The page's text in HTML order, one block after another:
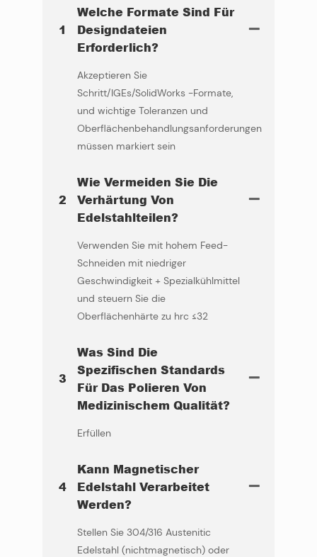
1
Welche Formate Sind Für
Designdateien
Erforderlich?
Akzeptieren Sie
Schritt/IGEs/SolidWorks -Formate,
und wichtige Toleranzen und
Oberflächenbehandlungsanforderungen
müssen markiert sein
2
Wie Vermeiden Sie Die
Verhärtung Von
Edelstahlteilen?
Verwenden Sie mit hohem Feed-
Schneiden mit niedriger
Geschwindigkeit + Spezialkühlmittel
und steuern Sie die
Oberflächenhärte zu hrc ≤32
3
Was Sind Die
Spezifischen Standards
Für Das Polieren Von
Medizinischem Qualität?
Erfüllen
4
Kann Magnetischer
Edelstahl Verarbeitet
Werden?
Stellen Sie 304/316 Austenitic
Edelstahl (nichtmagnetisch) oder